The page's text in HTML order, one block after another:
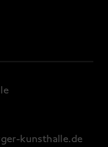
kunsthalle.de